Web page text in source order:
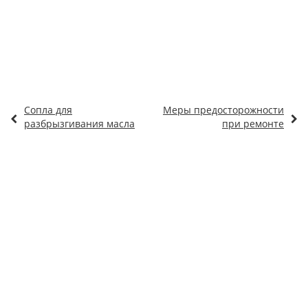
Сопла для
разбрызгивания масла
Меры предосторожности
при ремонте